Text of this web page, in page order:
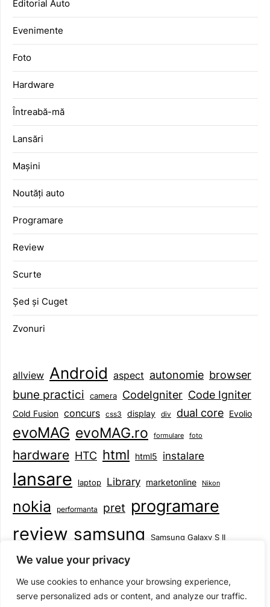
We value your privacy
We use cookies to enhance your browsing experience,
serve personalized ads or content, and analyze our traffic.
Editorial Auto
Evenimente
Foto
Hardware
Întreabă-mă
Lansări
Mașini
Noutăți auto
Programare
Review
Scurte
Șed și Cuget
Zvonuri
allview Android aspect autonomie browser
bune practici camera CodeIgniter Code Igniter
Cold Fusion concurs css3 display div dual core Evolio
evoMAG evoMAG.ro formulare foto
hardware HTC html html5 instalare
lansare laptop Library marketonline Nikon
nokia performanta pret programare
review samsung Samsung Galaxy S II
smartphone specificatii standarde